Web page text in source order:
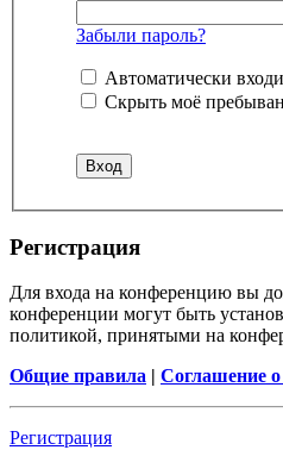
Забыли пароль?
Автоматически
Скрыть моё
Регистрация
Для входа на конференцию вы
конференции могут быть
политикой, принятыми на
Общие правила | Соглашение
Регистрация